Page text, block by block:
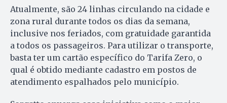
Atualmente, são 24 linhas circulando na cidade e
zona rural durante todos os dias da semana,
inclusive nos feriados, com gratuidade garantida
a todos os passageiros. Para utilizar o transporte,
basta ter um cartão específico do Tarifa Zero, o
qual é obtido mediante cadastro em postos de
atendimento espalhados pelo município.